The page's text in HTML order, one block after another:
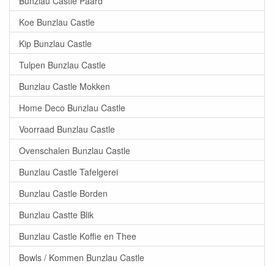
Koe Bunzlau Castle
Kip Bunzlau Castle
Tulpen Bunzlau Castle
Bunzlau Castle Mokken
Home Deco Bunzlau Castle
Voorraad Bunzlau Castle
Ovenschalen Bunzlau Castle
Bunzlau Castle Tafelgerei
Bunzlau Castle Borden
Bunzlau Castte Blik
Bunzlau Castle Koffie en Thee
Bowls / Kommen Bunzlau Castle